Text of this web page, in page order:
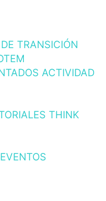
TRANSICIÓN
ACTIVIDAD
THINK